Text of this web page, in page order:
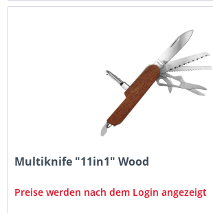
Multiknife "11in1" Wood
Preise werden nach dem Login angezeigt